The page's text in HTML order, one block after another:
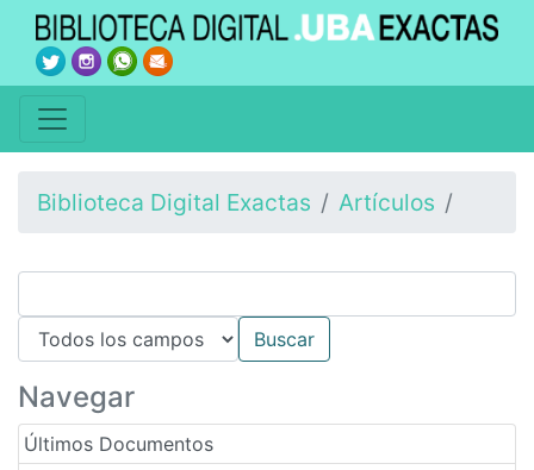
Biblioteca Digital Exactas Artículos
Navegar
Últimos Documentos